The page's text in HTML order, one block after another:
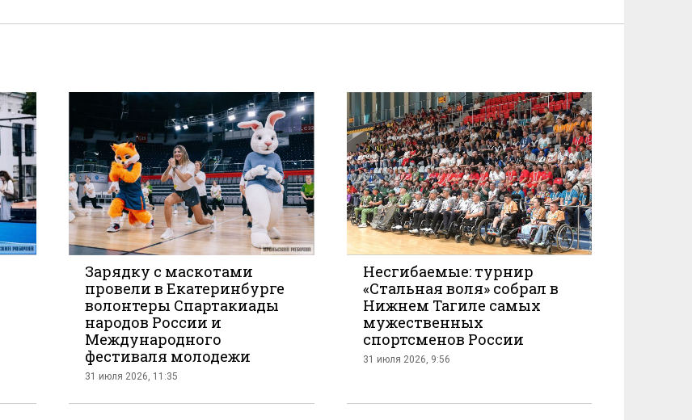
Зарядку с маскотами
провели в Екатеринбурге
волонтеры Спартакиады
народов России и
Международного
фестиваля молодежи
31 июля 2026, 11:35
Несгибаемые: турнир
«Стальная воля» собрал в
Нижнем Тагиле самых
мужественных
спортсменов России
31 июля 2026, 9:56